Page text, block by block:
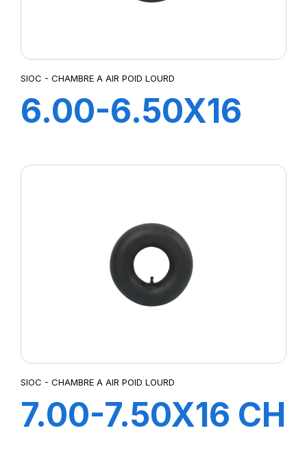
SIOC - CHAMBRE A AIR POID LOURD
6.00-6.50X16
SIOC - CHAMBRE A AIR POID LOURD
7.00-7.50X16 CH